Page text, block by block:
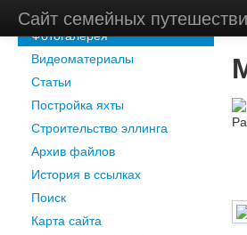
Сайт семейных
Новости
Фотогалерея
Видеоматериалы
Статьи
Постройка яхты
Строительство эллинга
Архив файлов
История в ссылках
Поиск
Карта сайта